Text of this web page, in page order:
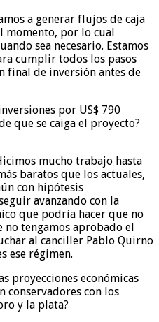
a generar flujos de caja
momento, por lo cual
sea necesario. Estamos
cumplir todos los pasos
final de inversión antes de
por US$ 790
que se caiga el proyecto?
mucho trabajo hasta
baratos que los actuales,
con hipótesis
avanzando con la
que podría hacer que no
tengamos aprobado el
al canciller Pablo Quirno
ese régimen.
proyecciones económicas
conservadores con los
y la plata?